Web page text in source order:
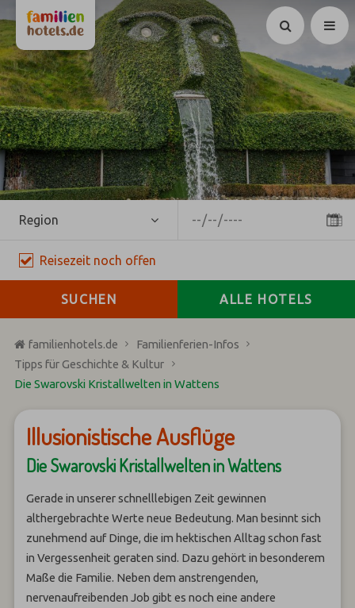
Suchen
Region
Reisezeit noch offen
SUCHEN ALLE HOTELS
familienhotels.de
Familienferien-Infos
Tipps für Geschichte & Kultur
Die Swarovski Kristallwelten in Wattens
Illusionistische Ausflüge
Die Swarovski Kristallwelten in Wattens
Gerade in unserer schnelllebigen Zeit gewinnen
althergebrachte Werte neue Bedeutung. Man besinnt sich
zunehmend auf Dinge, die im hektischen Alltag schon fast
in Vergessenheit geraten sind. Dazu gehört in besonderem
Maße die Familie. Neben dem anstrengenden,
nervenaufreibenden Job gibt es noch eine andere